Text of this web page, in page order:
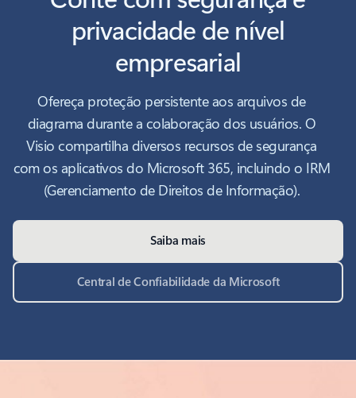
privacidade de nível
empresarial
Ofereça proteção persistente aos arquivos de
diagrama durante a colaboração dos usuários. O
Visio compartilha diversos recursos de segurança
com os aplicativos do Microsoft 365, incluindo o IRM
(Gerenciamento de Direitos de Informação).
Saiba mais
Central de Confiabilidade da Microsoft